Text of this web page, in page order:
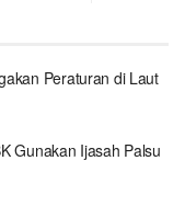
Peraturan di Laut
Gunakan Ijasah Palsu